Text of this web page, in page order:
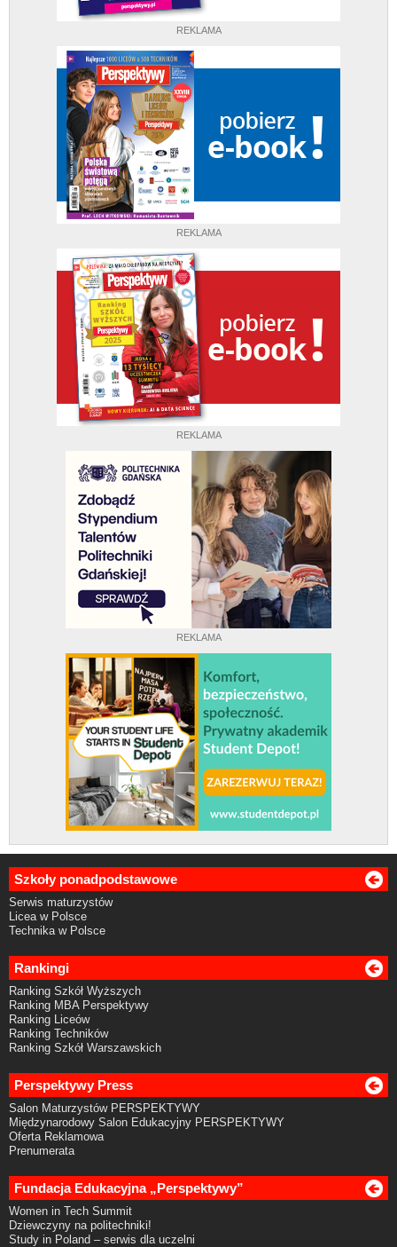
REKLAMA
REKLAMA
REKLAMA
REKLAMA
Szkoły ponadpodstawowe
Serwis maturzystów
Licea w Polsce
Technika w Polsce
Rankingi
Ranking Szkół Wyższych
Ranking MBA Perspektywy
Ranking Liceów
Ranking Techników
Ranking Szkół Warszawskich
Perspektywy Press
Salon Maturzystów PERSPEKTYWY
Międzynarodowy Salon Edukacyjny PERSPEKTYWY
Oferta Reklamowa
Prenumerata
Fundacja Edukacyjna „Perspektywy”
Women in Tech Summit
Dziewczyny na politechniki!
Study in Poland – serwis dla uczelni